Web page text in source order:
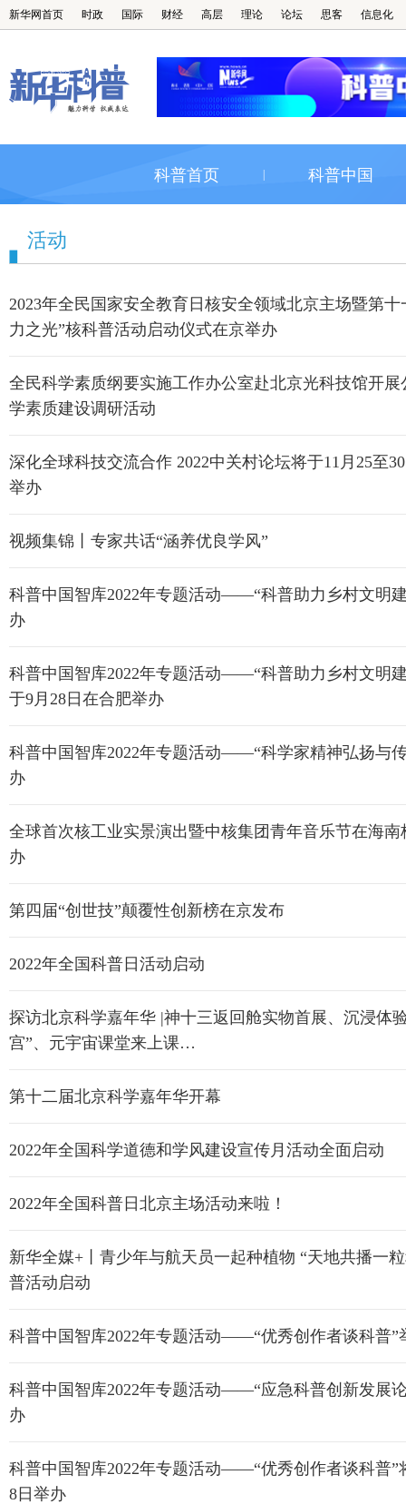
新华网首页 时政 国际 财经 高层 理论 论坛 思客 信息化
科普首页 科普中国
活动
2023年全民国家安全教育日核安全领域北京主场暨第十
力之光”核科普活动启动仪式在京举办
全民科学素质纲要实施工作办公室赴北京光科技馆开展
学素质建设调研活动
深化全球科技交流合作 2022中关村论坛将于11月25至
举办
视频集锦丨专家共话“涵养优良学风”
科普中国智库2022年专题活动——“科普助力乡村文明
办
科普中国智库2022年专题活动——“科普助力乡村文明
于9月28日在合肥举办
科普中国智库2022年专题活动——“科学家精神弘扬与
办
全球首次核工业实景演出暨中核集团青年音乐节在海南
办
第四届“创世技”颠覆性创新榜在京发布
2022年全国科普日活动启动
探访北京科学嘉年华 |神十三返回舱实物首展、沉浸体
宫”、元宇宙课堂来上课…
第十二届北京科学嘉年华开幕
2022年全国科学道德和学风建设宣传月活动全面启动
2022年全国科普日北京主场活动来啦！
新华全媒+丨青少年与航天员一起种植物 “天地共播一
普活动启动
科普中国智库2022年专题活动——“优秀创作者谈科普”
科普中国智库2022年专题活动——“应急科普创新发展
办
科普中国智库2022年专题活动——“优秀创作者谈科普”
8日举办